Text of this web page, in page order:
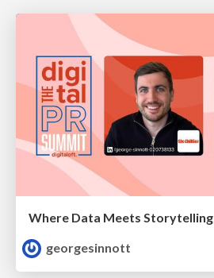
Where Data Meets Storytelling
georgesinnott